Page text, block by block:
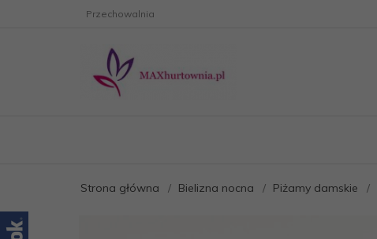
Przechowalnia
Strona główna Bielizna nocna Piżamy damskie